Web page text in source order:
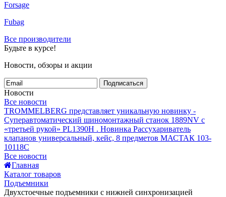
Forsage
Fubag
Все производители
Будьте в курсе!
Новости, обзоры и акции
Подписаться
Новости
Все новости
TROMMELBERG представляет уникальную новинку -
Суперавтоматический шиномонтажный станок 1889NV с
«третьей рукой» PL1390H . Новинка Рассухариватель
клапанов универсальный, кейс, 8 предметов МАСТАК 103-
10118C
Все новости
Главная
Каталог товаров
Подъемники
Двухстоечные подъемники с нижней синхронизацией